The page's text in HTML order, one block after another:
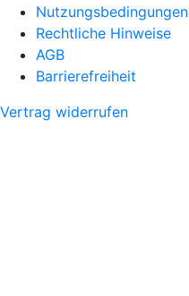
Nutzungsbedingungen
Rechtliche Hinweise
AGB
Barrierefreiheit
Vertrag widerrufen